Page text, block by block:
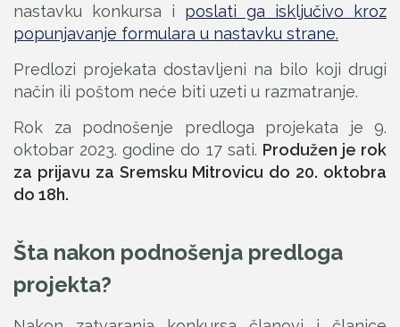
nastavku konkursa i poslati ga isključivo kroz
popunjavanje formulara u nastavku strane.
Predlozi projekata dostavljeni na bilo koji drugi
način ili poštom neće biti uzeti u razmatranje.
Rok za podnošenje predloga projekata je 9.
oktobar 2023. godine do 17 sati. Produžen je rok
za prijavu za Sremsku Mitrovicu do 20. oktobra
do 18h.
Šta nakon podnošenja predloga
projekta?